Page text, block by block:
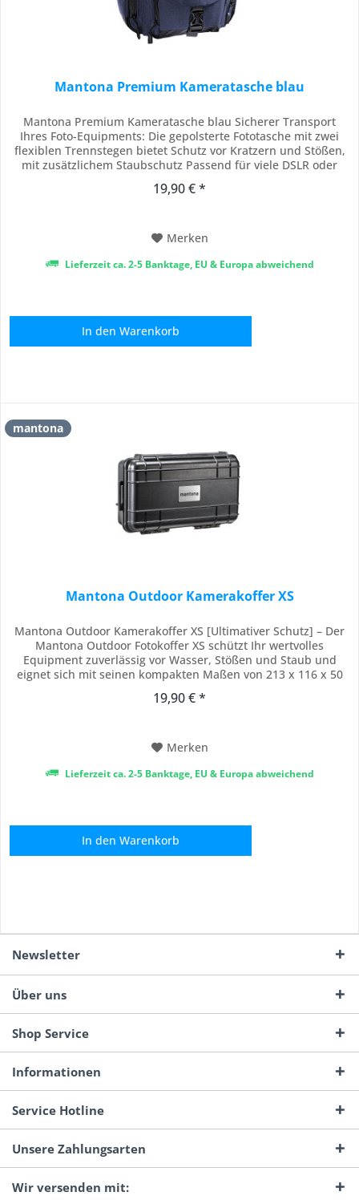
Mantona Premium Kameratasche blau
Mantona Premium Kameratasche blau Sicherer Transport
Ihres Foto-Equipments: Die gepolsterte Fototasche mit zwei
flexiblen Trennstegen bietet Schutz vor Kratzern und Stößen,
mit zusätzlichem Staubschutz Passend für viele DSLR oder
Kameratasche mit drei Außentaschen seitlich & vorne mit
19,90 € *
Merken
Lieferzeit ca. 2-5 Banktage, EU & Europa abweichend
In den Warenkorb
mantona
Mantona Outdoor Kamerakoffer XS
Mantona Outdoor Kamerakoffer XS [Ultimativer Schutz] – Der
Mantona Outdoor Fotokoffer XS schützt Ihr wertvolles
Equipment zuverlässig vor Wasser, Stößen und Staub und
eignet sich mit seinen kompakten Maßen von 213 x 116 x 50
bei jedem Wetter. [Individuell anpassbar] – Die hochwertigen
19,90 € *
Merken
Lieferzeit ca. 2-5 Banktage, EU & Europa abweichend
In den Warenkorb
Newsletter
Über uns
Shop Service
Informationen
Service Hotline
Unsere Zahlungsarten
Wir versenden mit: